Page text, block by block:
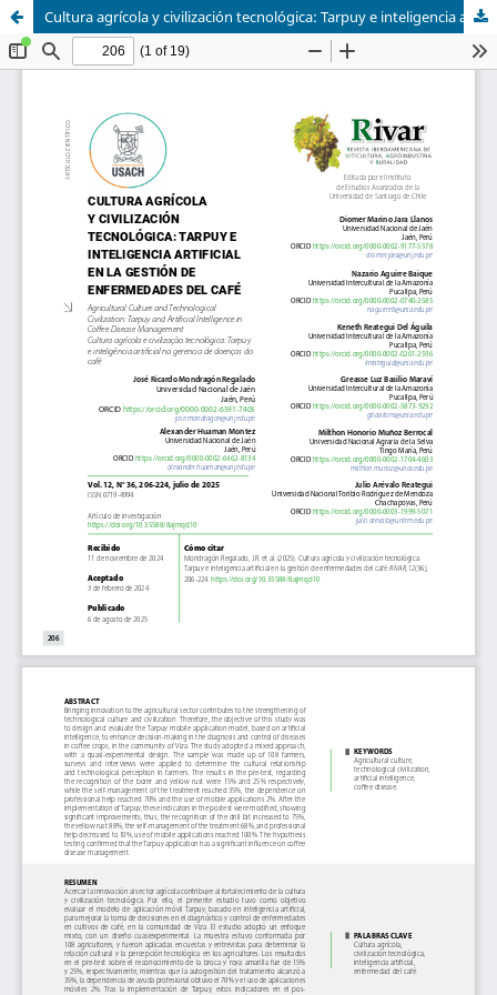
Cultura agrícola y civilización tecnológica: Tarpuy e inteligencia artificial en la gestión de enfermedades del café